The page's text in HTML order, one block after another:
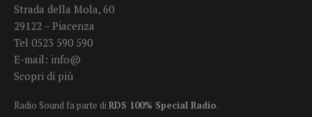
Strada della Mola, 60
29122 – Piacenza
Tel 0523 590 590
E-mail: info@
Scopri di più
Radio Sound fa parte diRDS 100% Special Radio.